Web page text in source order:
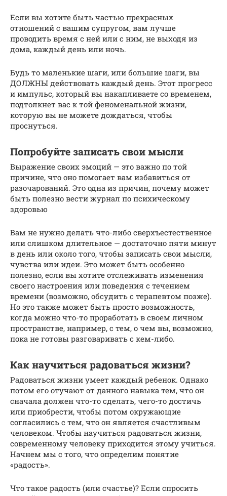
Если вы хотите быть частью прекрасных
отношений с вашим супругом, вам лучше
проводить время с ней или с ним, не выходя из
дома, каждый день или ночь.
Будь то маленькие шаги, или большие шаги, вы
ДОЛЖНЫ действовать каждый день. Этот прогресс
и импульс, который вы накапливаете со временем,
подтолкнет вас к той феноменальной жизни,
которую вы не можете дождаться, чтобы
проснуться.
Попробуйте записать свои мысли
Выражение своих эмоций — это важно по той
причине, что оно помогает вам избавиться от
разочарований. Это одна из причин, почему может
быть полезно вести журнал по психическому
здоровью
Вам не нужно делать что-либо сверхъестественное
или слишком длительное — достаточно пяти минут
в день или около того, чтобы записать свои мысли,
чувства или идеи. Это может быть особенно
полезно, если вы хотите отслеживать изменения
своего настроения или поведения с течением
времени (возможно, обсудить с терапевтом позже).
Но это также может быть просто возможность,
когда можно что-то проработать в своем личном
пространстве, например, с тем, о чем вы, возможно,
пока не готовы разговаривать с кем-либо.
Как научиться радоваться жизни?
Радоваться жизни умеет каждый ребенок. Однако
потом его отучают от данного навыка тем, что он
сначала должен что-то сделать, чего-то достичь
или приобрести, чтобы потом окружающие
согласились с тем, что он является счастливым
человеком. Чтобы научиться радоваться жизни,
современному человеку приходится этому учиться.
Начнем мы с того, что определим понятие
«радость».
Что такое радость (или счастье)? Если спросить